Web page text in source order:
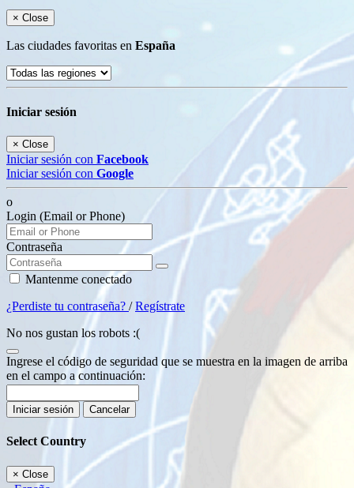
× Close
Las ciudades favoritas en España
Iniciar sesión
× Close
Iniciar sesión con Facebook
Iniciar sesión con Google
o
Login (Email or Phone)
Contraseña
Mantenme conectado
¿Perdiste tu contraseña? /Regístrate
No nos gustan los robots :(
Ingrese el código de seguridad que se muestra en la imagen de arriba
en el campo a continuación:
Iniciar sesión Cancelar
Select Country
× Close